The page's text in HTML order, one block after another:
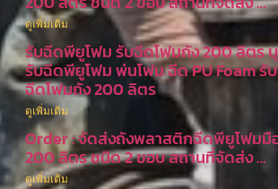
ดูเพิ่มเติม
รับฉีดพียูโฟม รับฉีดโฟมถัง 200 ลิตร
รับฉีดพียูโฟม พ่นโฟม ฉีด PU Foam รั
ฉีดโฟมถัง 200 ลิตร
ดูเพิ่มเติม
Order : จัดส่งถังพลาสติกฉีดพียูโฟมมื
200 ลิตร ชนิด 2 ขอบ สถานที่จัดส่ง …
ดูเพิ่มเติม